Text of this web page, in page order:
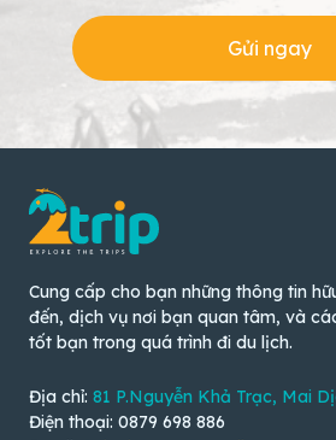
Gửi ngay
Cung cấp cho bạn những thông tin
đến, dịch vụ nơi bạn quan tâm, và
tốt bạn trong quá trình đi du lịch.
Địa chỉ: 81 P.Nguyễn Khả Trạc, Mai
Điện thoại: 0879 698 886